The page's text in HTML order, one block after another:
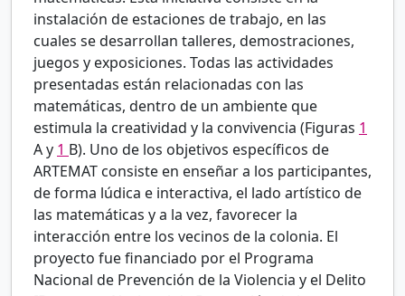
instalación de estaciones de trabajo, en las
cuales se desarrollan talleres, demostraciones,
juegos y exposiciones. Todas las actividades
presentadas están relacionadas con las
matemáticas, dentro de un ambiente que
estimula la creatividad y la convivencia (Figuras 1
A y 1 B). Uno de los objetivos específicos de
ARTEMAT consiste en enseñar a los participantes,
de forma lúdica e interactiva, el lado artístico de
las matemáticas y a la vez, favorecer la
interacción entre los vecinos de la colonia. El
proyecto fue financiado por el Programa
Nacional de Prevención de la Violencia y el Delito